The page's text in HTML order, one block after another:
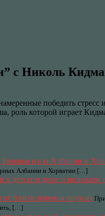
с Николь
победить стресс
роль которой играет
Европы из-за Албании и
Албании и Хорватии […]
в детском доме и называли
благословения оружия
[…]